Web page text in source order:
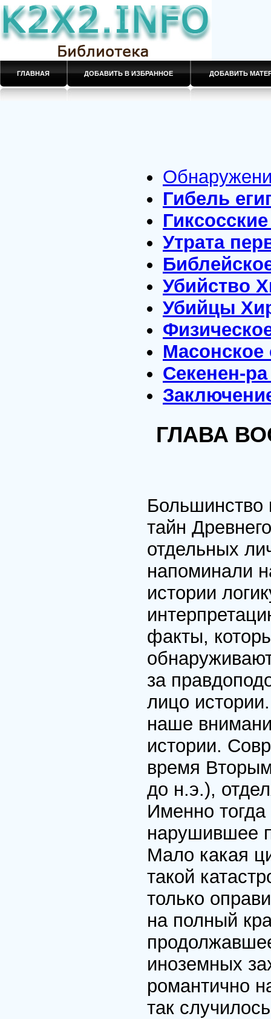
ГЛАВНАЯ ДОБАВИТЬ В ИЗБРАННОЕ ДОБАВИТЬ
Гибель
Утрата
Убийство
Убийцы
Масонское
Секенен-
ГЛАВА
тайн
отдельных
напоминали
истории
факты,
за
лицо
наше
истории.
время
до н.э.),
Именно
нарушившее
Мало какая
такой
только
на полный
иноземных
романтично
так